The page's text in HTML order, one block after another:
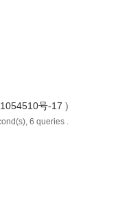
号-17 )
6 queries .